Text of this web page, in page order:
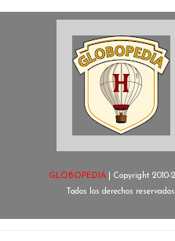
GLOBOPEDIA| Copyright 2010-
Todos los derechos